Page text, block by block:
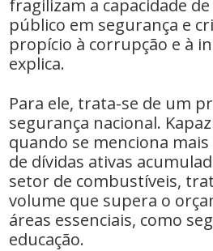
fragilizam a capacidade
público em segurança e
propício à corrupção e à
explica.
Para ele, trata-se de um
segurança nacional.
quando se menciona mais
de dívidas ativas
setor de combustíveis,
volume que supera o
áreas essenciais, como
educação.